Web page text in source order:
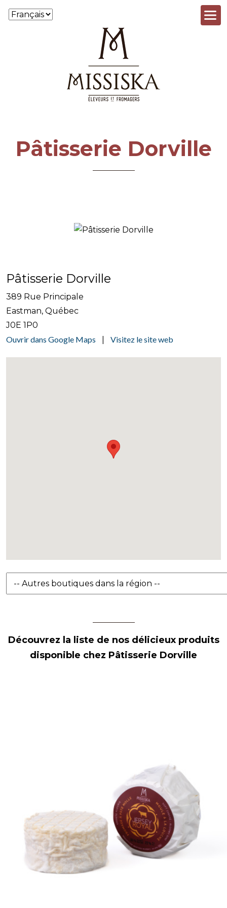
Aller au contenu principal
Pâtisserie Dorville
Pâtisserie Dorville
389 Rue Principale
Eastman, Québec
J0E 1P0
Ouvrir dans Google Maps
Visitez le site web
Découvrez la liste de nos délicieux produits
disponible chez Pâtisserie Dorville